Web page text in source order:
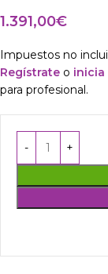
1.391,00€
Impuestos no
Regístrate o inicia
para profesional.